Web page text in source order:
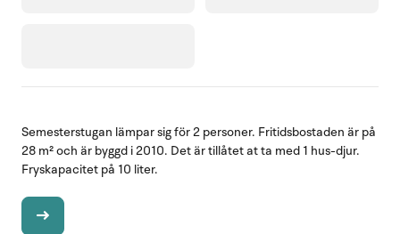
Semesterstugan lämpar sig för 2 personer. Fritidsbostaden är på
28 m² och är byggd i 2010. Det är tillåtet at ta med 1 hus-djur.
Fryskapacitet på 10 liter.